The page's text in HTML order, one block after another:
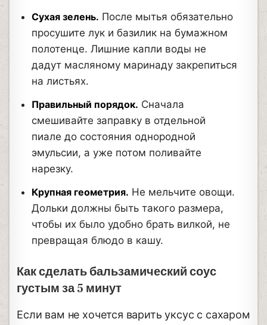
Сухая зелень. После мытья обязательно
просушите лук и базилик на бумажном
полотенце. Лишние капли воды не
дадут масляному маринаду закрепиться
на листьях.
Правильный порядок. Сначала
смешивайте заправку в отдельной
пиале до состояния однородной
эмульсии, а уже потом поливайте
нарезку.
Крупная геометрия. Не мельчите овощи.
Дольки должны быть такого размера,
чтобы их было удобно брать вилкой, не
превращая блюдо в кашу.
Как сделать бальзамический соус
густым за 5 минут
Если вам не хочется варить уксус с сахаром